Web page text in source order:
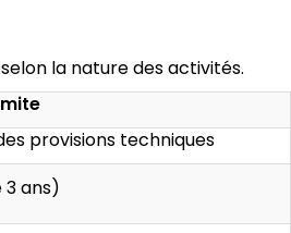
la nature des activités.
provisions techniques
3 ans)